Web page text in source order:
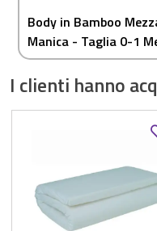
Body in Bamboo
Manica - Taglia 0-1
I clienti hanno